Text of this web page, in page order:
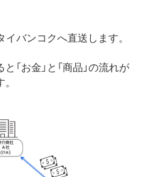
イバンコクへ直送します。
「お金」と「商品」の流れが